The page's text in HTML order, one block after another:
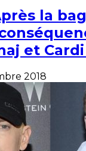
la
et Cardi
2018